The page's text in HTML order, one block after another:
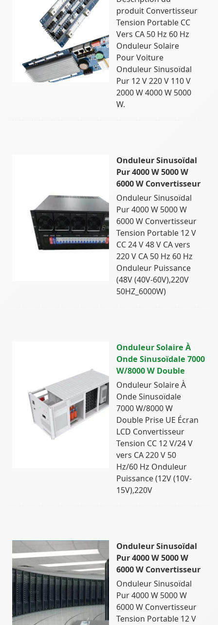
produit Convertisseur
Tension Portable CC
Vers CA 50 Hz 60 Hz
Onduleur Solaire
Pour Voiture
Onduleur Sinusoïdal
Pur 12 V 220 V 110 V
2000 W 4000 W 5000
W.
Onduleur Sinusoïdal
Pur 4000 W 5000 W
6000 W Convertisseur
Onduleur Sinusoïdal
Pur 4000 W 5000 W
6000 W Convertisseur
Tension Portable 12 V
CC 24 V 48 V CA vers
220 V CA 50 Hz 60 Hz
Onduleur Puissance
(48V (40V-60V),220V
50HZ_6000W)
Onduleur Solaire À
Onde Sinusoïdale 7000
W/8000 W Double
Onduleur Solaire À
Onde Sinusoïdale
7000 W/8000 W
Double Prise UE Écran
LCD Convertisseur
Tension CC 12 V/24 V
vers CA 220 V 50
Hz/60 Hz Onduleur
Puissance (12V (10V-
15V),220V
Onduleur Sinusoïdal
Pur 4000 W 5000 W
6000 W Convertisseur
Onduleur Sinusoïdal
Pur 4000 W 5000 W
6000 W Convertisseur
Tension Portable 12 V